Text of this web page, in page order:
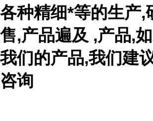
各种精细*等的生产,
售,产品遍及 ,产品,
我们的产品,我们建
咨询